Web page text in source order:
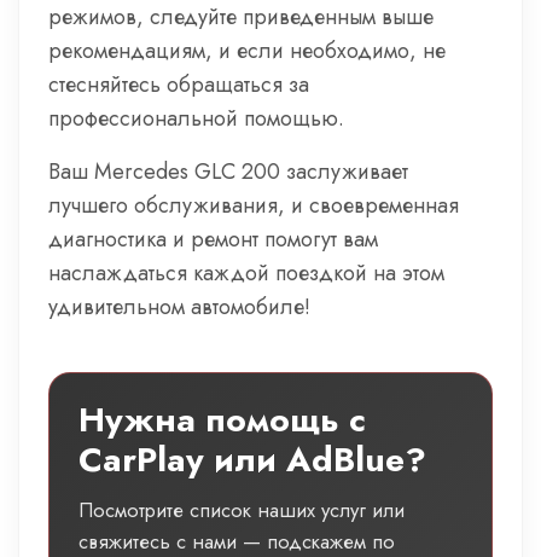
режимов, следуйте приведенным выше
рекомендациям, и если необходимо, не
стесняйтесь обращаться за
профессиональной помощью.
Ваш Mercedes GLC 200 заслуживает
лучшего обслуживания, и своевременная
диагностика и ремонт помогут вам
наслаждаться каждой поездкой на этом
удивительном автомобиле!
Нужна помощь с
CarPlay или AdBlue?
Посмотрите список наших услуг или
свяжитесь с нами — подскажем по